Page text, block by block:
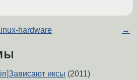
hardware →
иксы (2011)